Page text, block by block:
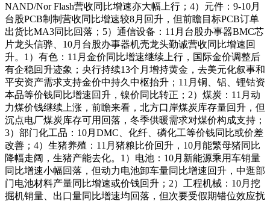
NAND/Nor Flash营收同比增速亦大幅上行；4）元件：9-10月
台股PCB制制营收同比增速较8月回升，但前瞻目标PCB订单
出货比MA3同比回落；5）通信设备：11月台股办事器BMC芯
片龙头信骅、10月台股办事器机壳龙头勤诚营收同比增速回
升。1）有色：11月金价同比增速继续上行，国际金价调整后
有企稳回升迹象；央行持续13个月增持黄金，去美元化叙事和
平安资产需求支持金价中持久中枢抬升；11月铜、铝、锂钴资
本品等价钱同比增速回升，镍价同比转正；2）煤炭：11月动
力煤价钱继续上涨，前瞻来看，北方口岸煤炭库存量回升，但
沉点电厂煤炭库存可用回落，冬季供暖需求对煤价构成支持；
3）部门化工品：10月DMC、化纤、磷化工等价钱同比或价差
改善；4）生猪养殖：11月猪粮比价回升，10月能繁母猪同比
降幅走阔，生猪产能去化。1）电池：10月新能源乘用车销量
同比增速小幅回落，但动力电池卸车量同比增速回升，中逛部
门电池材料产量同比增速或价钱回升；2）工程机械：10月挖
掘机销量、出口量同比增速均回落，但次要受假期错位效应扰